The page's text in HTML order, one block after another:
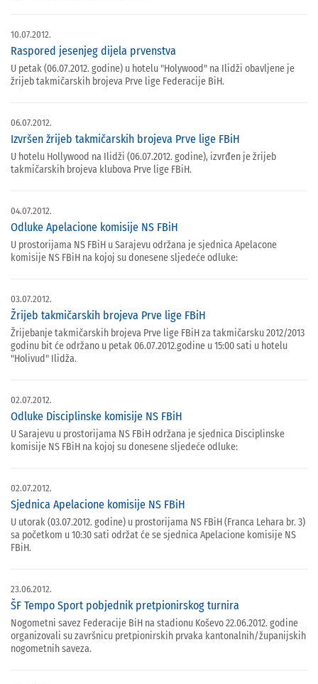
10.07.2012.
Raspored jesenjeg dijela prvenstva
U petak (06.07.2012. godine) u hotelu "Holywood" na Ilidži obavljene je
žrijeb takmičarskih brojeva Prve lige Federacije BiH.
06.07.2012.
Izvršen žrijeb takmičarskih brojeva Prve lige FBiH
U hotelu Hollywood na Ilidži (06.07.2012. godine), izvrđen je žrijeb
takmičarskih brojeva klubova Prve lige FBiH.
04.07.2012.
Odluke Apelacione komisije NS FBiH
U prostorijama NS FBiH u Sarajevu održana je sjednica Apelacone
komisije NS FBiH na kojoj su donesene sljedeće odluke:
03.07.2012.
Žrijeb takmičarskih brojeva Prve lige FBiH
Žrijebanje takmičarskih brojeva Prve lige FBiH za takmičarsku 2012/2013
godinu bit će održano u petak 06.07.2012.godine u 15:00 sati u hotelu
"Holivud" Ilidža.
02.07.2012.
Odluke Disciplinske komisije NS FBiH
U Sarajevu u prostorijama NS FBiH održana je sjednica Disciplinske
komisije NS FBiH na kojoj su donesene sljedeće odluke:
02.07.2012.
Sjednica Apelacione komisije NS FBiH
U utorak (03.07.2012. godine) u prostorijama NS FBiH (Franca Lehara br. 3)
sa početkom u 10:30 sati održat će se sjednica Apelacione komisije NS
FBiH.
23.06.2012.
ŠF Tempo Sport pobjednik pretpionirskog turnira
Nogometni savez Federacije BiH na stadionu Koševo 22.06.2012. godine
organizovali su završnicu pretpionirskih prvaka kantonalnih/županijskih
nogometnih saveza.